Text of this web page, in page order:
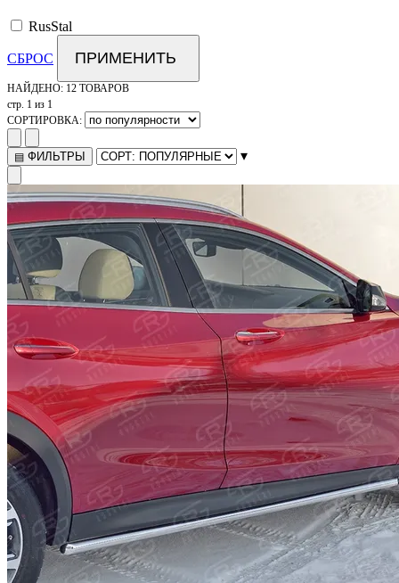
RusStal
СБРОС ПРИМЕНИТЬ
НАЙДЕНО: 12 ТОВАРОВ
стр. 1 из 1
СОРТИРОВКА:
▤ ФИЛЬТРЫ ▾